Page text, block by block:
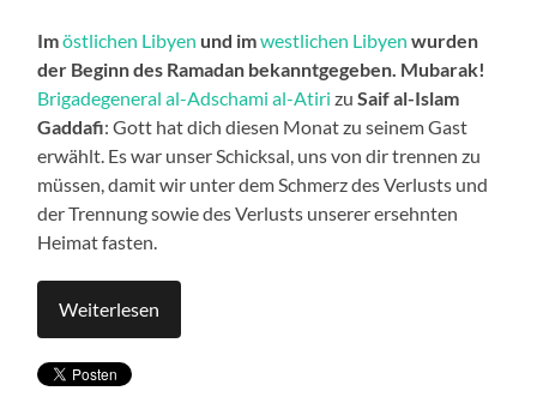
Imöstlichen Libyen und imwestlichen Libyen wurden
der Beginn des Ramadan bekanntgegeben. Mubarak!
Brigadegeneral al-Adschami al-Atiri zuSaif al-Islam
Gaddafi: Gott hat dich diesen Monat zu seinem Gast
erwählt. Es war unser Schicksal, uns von dir trennen zu
müssen, damit wir unter dem Schmerz des Verlusts und
der Trennung sowie des Verlusts unserer ersehnten
Heimat fasten.
Weiterlesen